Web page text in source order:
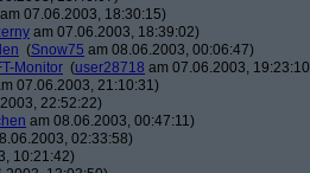
am 07.06.2003, 18:30:15)
am 07.06.2003, 18:39:02)
(Snow75 am 08.06.2003, 00:06:47)
Monitor (user28718 am 07.06.2003,
07.06.2003, 21:10:31)
22:52:22)
am 08.06.2003, 00:47:11)
02:33:58)
10:21:42)